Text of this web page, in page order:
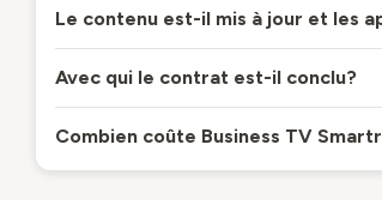
Le contenu est-il mis à jour et les
Avec qui le contrat est-il conclu?
Combien coûte Business TV